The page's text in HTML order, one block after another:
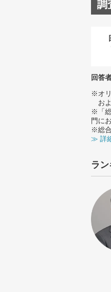
調
回答
※オ
およ
※「
門に
※総
≫ 詳
ラ